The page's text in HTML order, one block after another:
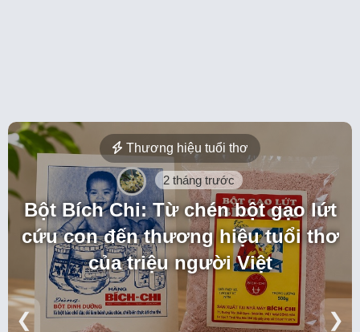
Thương hiệu tuổi thơ
2 tháng trước
Bột Bích Chi: Từ chén bột gạo lứt
cứu con đến thương hiệu tuổi thơ
của triệu người Việt
❮ ❯